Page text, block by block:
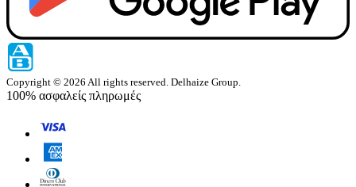
Copyright © 2026 All rights reserved. Delhaize Group.
100% ασφαλείς πληρωμές